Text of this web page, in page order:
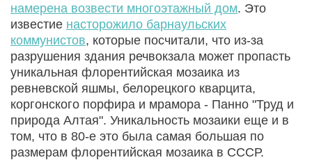
намерена возвести многоэтажный дом. Это
известие насторожило барнаульских
коммунистов, которые посчитали, что из-за
разрушения здания речвокзала может пропасть
уникальная флорентийская мозаика из
ревневской яшмы, белорецкого кварцита,
коргонского порфира и мрамора - Панно "Труд и
природа Алтая". Уникальность мозаики еще и в
том, что в 80-е это была самая большая по
размерам флорентийская мозаика в СССР.